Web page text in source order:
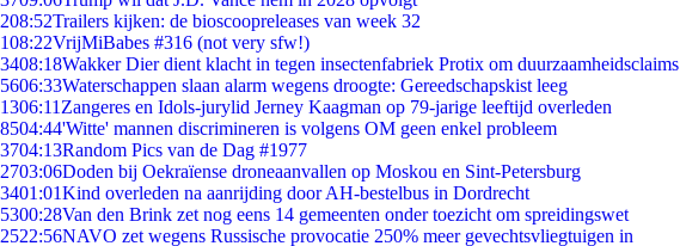
208:52Trailers kijken: de bioscoopreleases van week 32
108:22VrijMiBabes #316 (not very sfw!)
3408:18Wakker Dier dient klacht in tegen insectenfabriek Protix om duurzaamheidsclaims
5606:33Waterschappen slaan alarm wegens droogte: Gereedschapskist leeg
1306:11 Zangeres en Idols-jurylid Jerney Kaagman op 79-jarige leeftijd overleden
8504:44'Witte' mannen discrimineren is volgens OM geen enkel probleem
3704:13Random Pics van de Dag #1977
2703:06Doden bij Oekraïense droneaanvallen op Moskou en Sint-Petersburg
3401:01Kind overleden na aanrijding door AH-bestelbus in Dordrecht
5300:28Van den Brink zet nog eens 14 gemeenten onder toezicht om spreidingswet
2522:56NAVO zet wegens Russische provocatie 250% meer gevechtsvliegtuigen in